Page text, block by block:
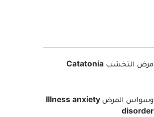
مرض التخشب Catatonia
وسواس المرض Illness anxiety
disorder